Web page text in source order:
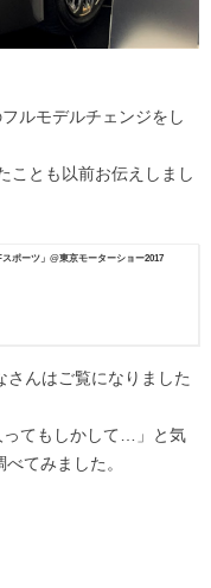
ルモデルチェンジをし
ことも以前お伝えしまし
ポーツ」@東京モーターショー2017
さんはご覧になりました
ってもしかして…」と気
てみました。